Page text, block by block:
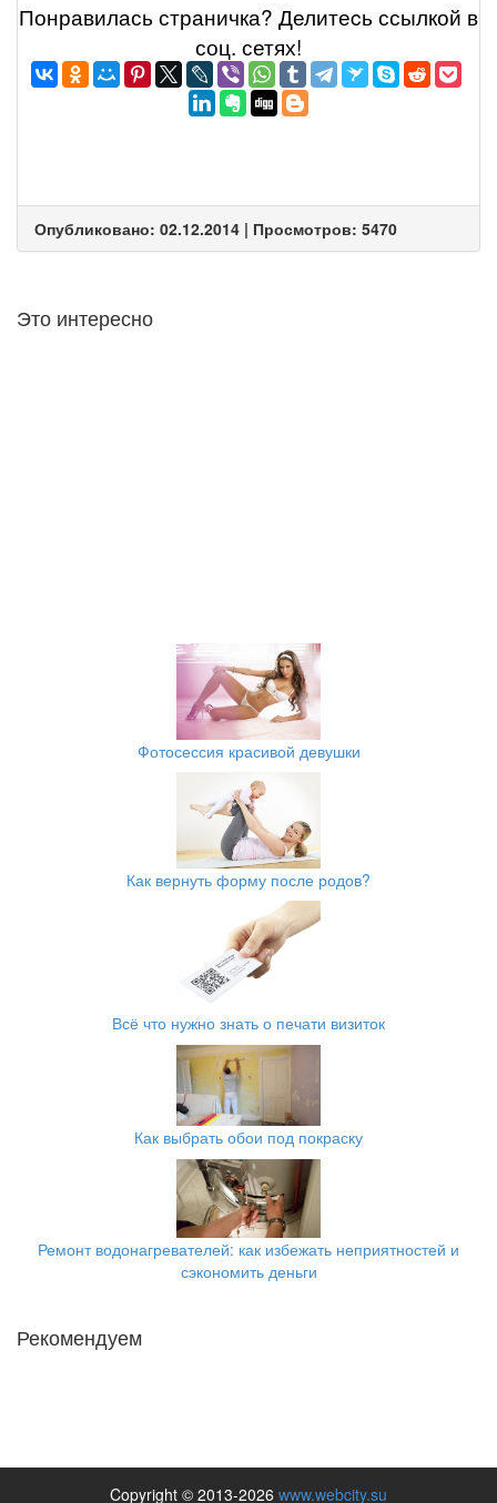
Понравилась страничка? Делитеcь ссылкой в
соц. сетях!
Опубликовано: 02.12.2014 | Просмотров: 5470
Это интересно
Фотосессия красивой девушки
Как вернуть форму после родов?
Всё что нужно знать о печати визиток
Как выбрать обои под покраску
Ремонт водонагревателей: как избежать неприятностей и
сэкономить деньги
Рекомендуем
Copyright © 2013-2026 www.webcity.su